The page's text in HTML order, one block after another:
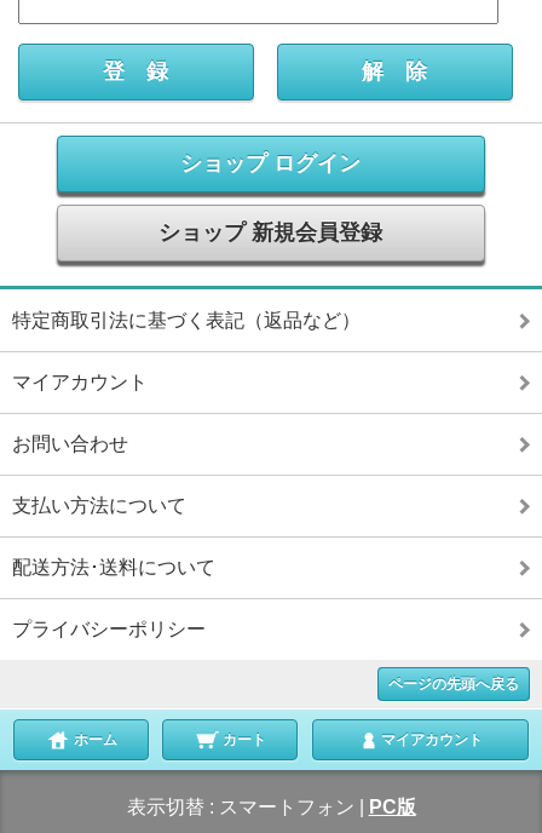
ショップ ログイン
ショップ 新規会員登録
特定商取引法に基づく表記（返品など）
マイアカウント
お問い合わせ
支払い方法について
配送方法･送料について
プライバシーポリシー
ページの先頭へ戻る
ホーム カート マイアカウント
表示切替 : スマートフォン PC版